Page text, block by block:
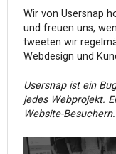
Wir von Usersnap
und freuen uns,
tweeten wir
Webdesign und
Usersnap ist ein
jedes Webprojekt.
Website-